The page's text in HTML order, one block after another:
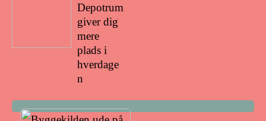
Depotrum
giver dig
mere
plads i
hverdage
n